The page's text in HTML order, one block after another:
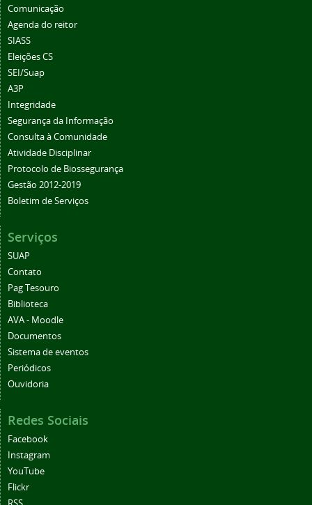
Comunicação
Agenda do reitor
SIASS
Eleições CS
SEI/Suap
A3P
Integridade
Segurança da Informação
Consulta à Comunidade
Atividade Disciplinar
Protocolo de Biossegurança
Gestão 2012-2019
Boletim de Serviços
Serviços
SUAP
Contato
Pag Tesouro
Biblioteca
AVA - Moodle
Documentos
Sistema de eventos
Periódicos
Ouvidoria
Redes Sociais
Facebook
Instagram
YouTube
Flickr